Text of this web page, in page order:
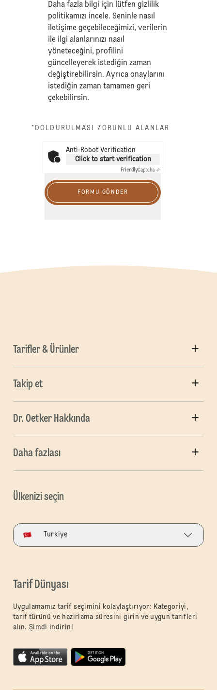
Daha fazla bilgi için lütfengizlilik
politikamızı incele. Seninle nasıl
iletişime geçebileceğimizi, verilerin
ile ilgi alanlarınızı nasıl
yöneteceğini, profilini
güncelleyerek istediğin zaman
değiştirebilirsin. Ayrıca onaylarını
istediğin zaman tamamen geri
çekebilirsin.
*DOLDURULMASI ZORUNLU ALANLAR
Anti-Robot Verification
Click to start verification
FriendlyCaptcha ⇗
FORMU GÖNDER
Tarifler & Ürünler
Takip et
Dr. Oetker Hakkında
Daha fazlası
Ülkenizi seçin
Turkiye
Tarif Dünyası
Uygulamamız tarif seçimini kolaylaştırıyor: Kategoriyi,
tarif türünü ve hazırlama süresini girin ve uygun tarifleri
alın. Şimdi indirin!